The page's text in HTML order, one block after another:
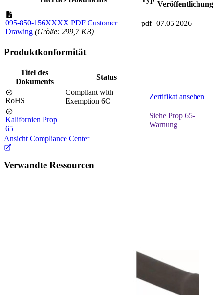
Veröffentlichung
095-850-156XXXX PDF Customer
Drawing (Größe: 299,7 KB)
pdf 07.05.2026
Produktkonformität
Titel des
Dokuments
Status
RoHS
Compliant with
Exemption 6C
Zertifikat ansehen
Kalifornien Prop
65
Siehe Prop 65-
Warnung
Ansicht Compliance Center
Verwandte Ressourcen